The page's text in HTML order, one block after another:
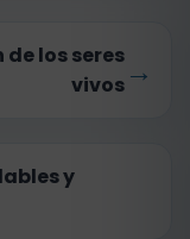
y
los seres
vivos →